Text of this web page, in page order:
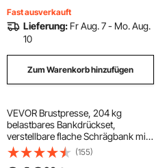
Fast ausverkauft
Lieferung: Fr Aug. 7 - Mo. Aug.
10
Zum Warenkorb hinzufügen
VEVOR Brustpresse, 204 kg
belastbares Bankdrückset,
verstellbare flache Schrägbank mit
unabhängigen konvergierenden
Armen, obere Brust-Ausrüstung,
(155)